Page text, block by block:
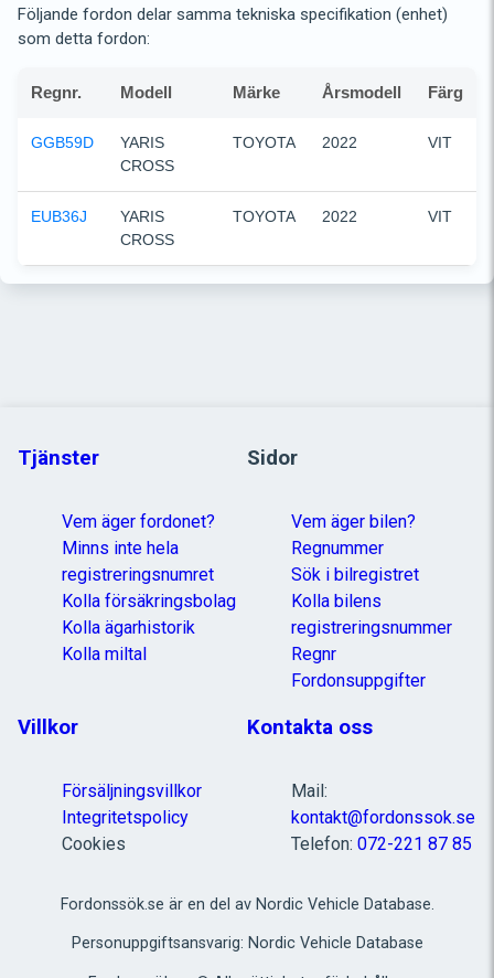
Följande fordon delar samma tekniska specifikation (enhet)
som detta fordon:
Regnr. Modell Märke Årsmodell Färg
GGB59D
YARIS
CROSS
TOYOTA 2022 VIT
EUB36J
YARIS
CROSS
TOYOTA 2022 VIT
Tjänster
Vem äger fordonet?
Minns inte hela
registreringsnumret
Kolla försäkringsbolag
Kolla ägarhistorik
Kolla miltal
Sidor
Vem äger bilen?
Regnummer
Sök i bilregistret
Kolla bilens
registreringsnummer
Regnr
Fordonsuppgifter
Villkor
Försäljningsvillkor
Integritetspolicy
Cookies
Kontakta oss
Mail:
kontakt@fordonssok.se
Telefon: 072-221 87 85
Fordonssök.se är en del av Nordic Vehicle Database.
Personuppgiftsansvarig: Nordic Vehicle Database